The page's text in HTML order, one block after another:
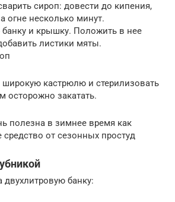
сироп: довести до кипения,
огне несколько минут.
и крышку. Положить в нее
листики мяты.
широкую кастрюлю и стерилизовать
осторожно закатать.
полезна в зимнее время как
средство от сезонных простуд
двухлитровую банку: